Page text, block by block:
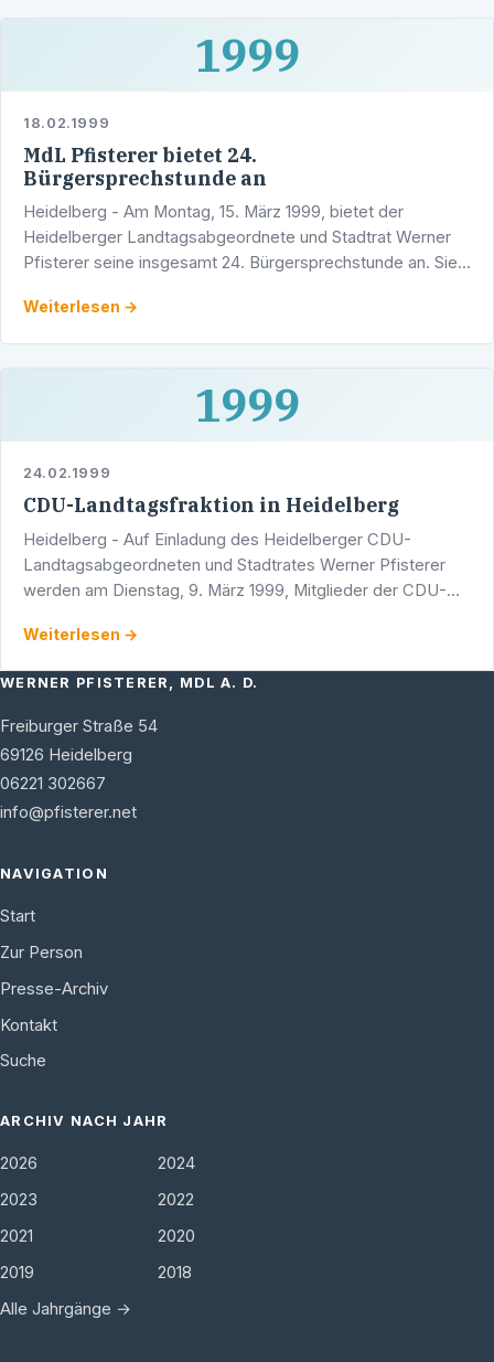
1999
18.02.1999
MdL Pfisterer bietet 24.
Bürgersprechstunde an
Heidelberg - Am Montag, 15. März 1999, bietet der
Heidelberger Landtagsabgeordnete und Stadtrat Werner
Pfisterer seine insgesamt 24. Bürgersprechstunde an. Sie
Weiterlesen →
1999
24.02.1999
CDU-Landtagsfraktion in Heidelberg
Heidelberg - Auf Einladung des Heidelberger CDU-
Landtagsabgeordneten und Stadtrates Werner Pfisterer
werden am Dienstag, 9. März 1999, Mitglieder der CDU-
nach …
Weiterlesen →
WERNER PFISTERER, MDL A. D.
Freiburger Straße 54
69126 Heidelberg
06221 302667
info@pfisterer.net
NAVIGATION
Start
Zur Person
Presse-Archiv
Kontakt
Suche
ARCHIV NACH JAHR
2026
2024
2023
2022
2021
2020
2019
2018
Alle Jahrgänge →